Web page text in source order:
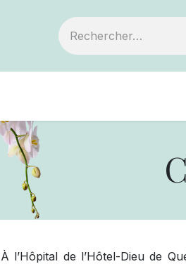
À l’Hôpital de l’Hôtel-Dieu de